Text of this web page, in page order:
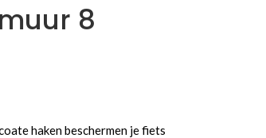
8
haken beschermen je fiets